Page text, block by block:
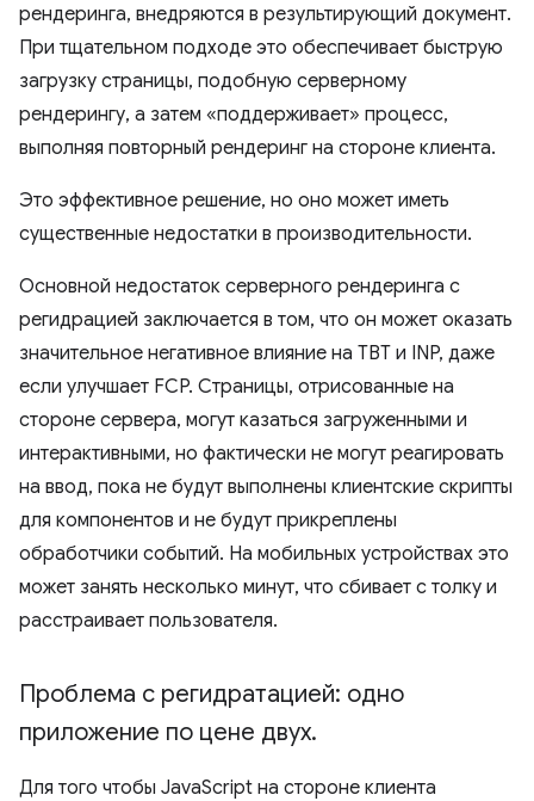
рендеринга, внедряются в результирующий документ.
При тщательном подходе это обеспечивает быструю
загрузку страницы, подобную серверному
рендерингу, а затем «поддерживает» процесс,
выполняя повторный рендеринг на стороне клиента.
Это эффективное решение, но оно может иметь
существенные недостатки в производительности.
Основной недостаток серверного рендеринга с
регидрацией заключается в том, что он может оказать
значительное негативное влияние на TBT и INP, даже
если улучшает FCP. Страницы, отрисованные на
стороне сервера, могут казаться загруженными и
интерактивными, но фактически не могут реагировать
на ввод, пока не будут выполнены клиентские скрипты
для компонентов и не будут прикреплены
обработчики событий. На мобильных устройствах это
может занять несколько минут, что сбивает с толку и
расстраивает пользователя.
Проблема с регидратацией: одно
приложение по цене двух.
Для того чтобы JavaScript на стороне клиента